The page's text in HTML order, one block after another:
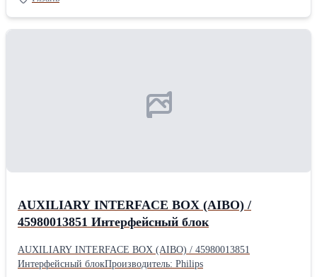
AUXILIARY INTERFACE BOX (AIBO) /
45980013851 Интерфейсный блок
AUXILIARY INTERFACE BOX (AIBO) / 45980013851
Интерфейсный блокПроизводитель: Philips